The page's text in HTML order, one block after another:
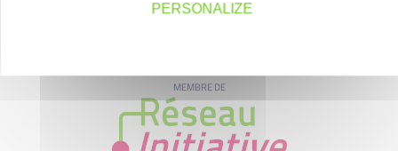
MEMBRE DE
PERSONALIZE